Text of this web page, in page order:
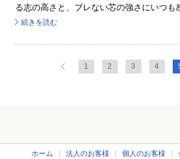
る志の高さと、ブレない芯の強さにいつも
続きを読む
1 2 3 4
ホーム 法人のお客様 個人のお客様